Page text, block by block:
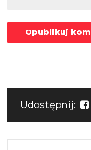
Udostępnij: